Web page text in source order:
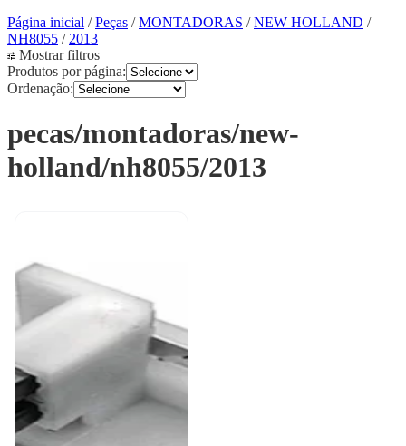
Página inicial /Peças /MONTADORAS /NEW HOLLAND /
NH8055 / 2013
Mostrar filtros
Produtos por página:
Ordenação:
pecas/montadoras/new-
holland/nh8055/2013